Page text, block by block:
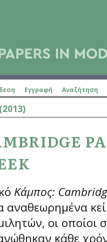
Εγγραφή Αναζήτηση
Κάμπος:
αναθεωρημένα
οι οποίοι
κάθε